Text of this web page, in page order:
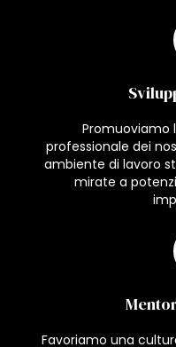
Promuoviamo
professionale dei
ambiente di lavoro
mirate a
Favoriamo una